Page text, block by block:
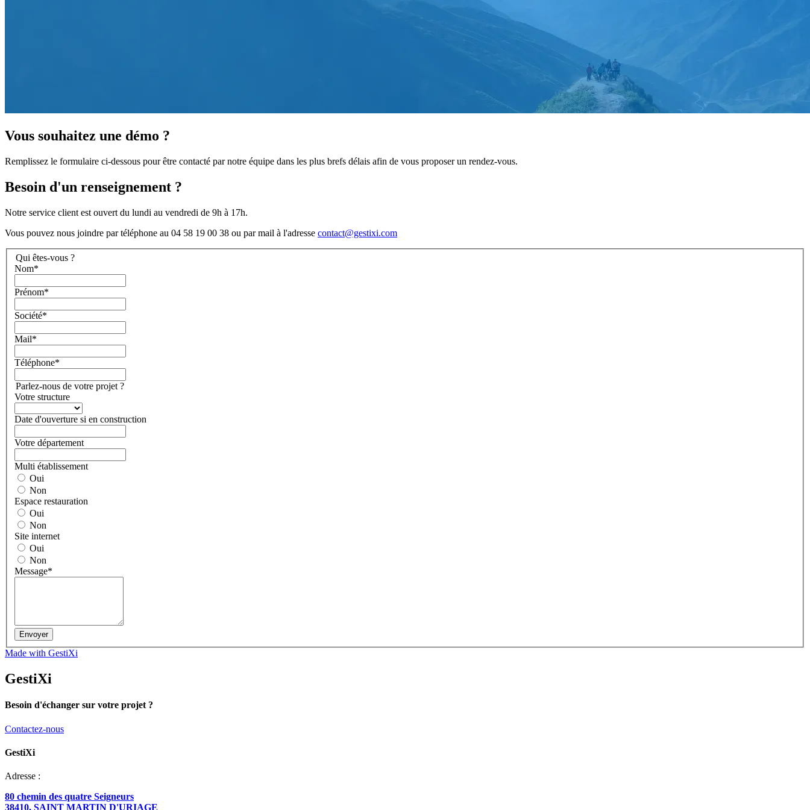
Vous souhaitez une démo ?
Remplissez le formulaire ci-dessous pour être contacté par notre équipe dans les plus brefs délais afin de vous proposer un rendez-vous.
Besoin d'un renseignement ?
Notre service client est ouvert du lundi au vendredi de 9h à 17h.
Vous pouvez nous joindre par téléphone au 04 58 19 00 38 ou par mail à l'adresse contact@gestixi.com
Qui êtes-vous ?
Nom*
Prénom*
Société*
Mail*
Téléphone*
Parlez-nous de votre projet ?
Votre structure
Date d'ouverture si en construction
Votre département
Multi établissement
Oui
Non
Espace restauration
Oui
Non
Site internet
Oui
Non
Message*
Made with GestiXi
GestiXi
Besoin d'échanger sur votre projet ?
Contactez-nous
GestiXi
Adresse :
80 chemin des quatre Seigneurs
38410, SAINT MARTIN D'URIAGE